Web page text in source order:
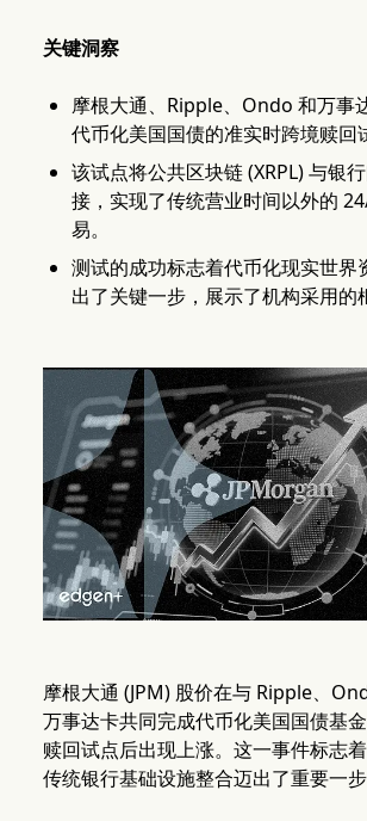
关键洞察
摩根大通、Ripple、Ondo 和万事
代币化美国国债的准实时跨境赎回
该试点将公共区块链 (XRPL) 与银
接，实现了传统营业时间以外的
易。
测试的成功标志着代币化现实世界
出了关键一步，展示了机构采用的
摩根大通 (JPM) 股价在与 Ripple、
万事达卡共同完成代币化美国国债基
赎回试点后出现上涨。这一事件标志
传统银行基础设施整合迈出了重要一步